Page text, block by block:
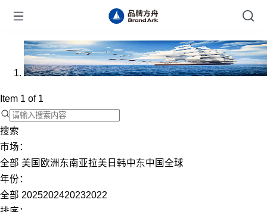
Item 1 of 1
搜索
市场：
全部 美国 欧洲 东南亚拉美 日韩中东中国 全球
年份：
全部 2025202420232022